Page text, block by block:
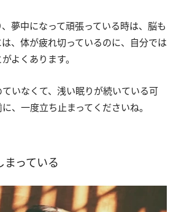
夢中になって頑張っている時は、脳も
、体が疲れ切っているのに、自分では
よくあります。
いなくて、浅い眠りが続いている可
、一度立ち止まってくださいね。
まっている